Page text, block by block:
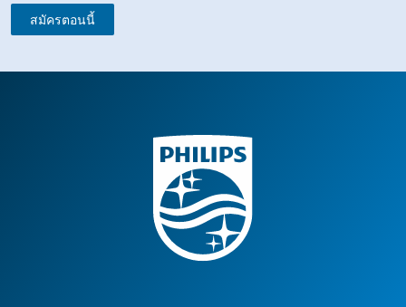
สมัครตอนนี้